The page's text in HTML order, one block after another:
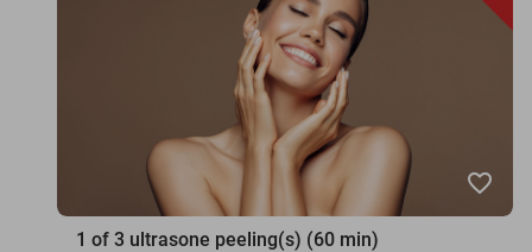
favorite_border
1 of 3 ultrasone peeling(s) (60 min)